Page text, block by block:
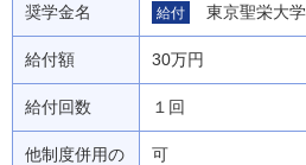
奨学金名 給付 東京聖栄大
給付額 30万円
給付回数 １回
他制度併用の
可